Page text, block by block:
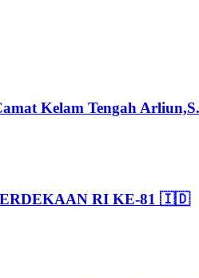
Kelam Tengah
RI KE-81 🇮🇩